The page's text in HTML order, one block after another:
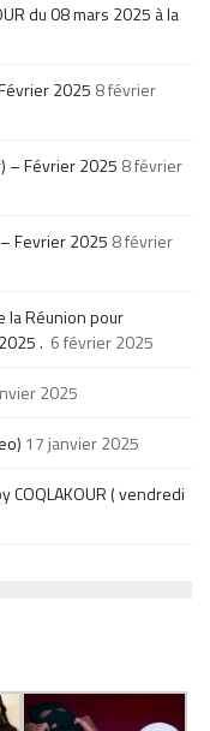
du 08 mars 2025 à la
2025 8 février
– Février 2025 8 février
Fevrier 2025 8 février
la Réunion pour
. 6 février 2025
2025
17 janvier 2025
COQLAKOUR ( vendredi